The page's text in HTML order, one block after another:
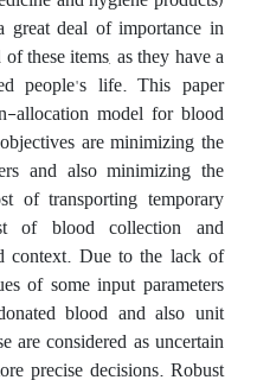
great deal of importance in
these items, as they have a
people's life. This paper
allocation model for blood
are minimizing the
and also minimizing the
of transporting temporary
of blood collection and
context. Due to the lack of
of some input parameters
blood and also unit
are considered as uncertain
precise decisions. Robust